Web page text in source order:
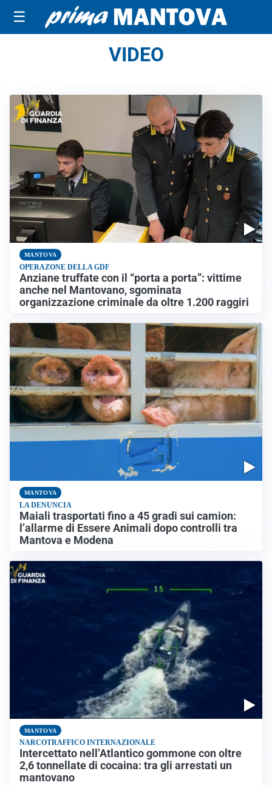
☰
VIDEO
MANTOVA
OPERAZONE DELLA GDF
Anziane truffate con il “porta a porta”: vittime
anche nel Mantovano, sgominata
organizzazione criminale da oltre 1.200 raggiri
MANTOVA
LA DENUNCIA
Maiali trasportati fino a 45 gradi sui camion:
l’allarme di Essere Animali dopo controlli tra
Mantova e Modena
MANTOVA
NARCOTRAFFICO INTERNAZIONALE
Intercettato nell’Atlantico gommone con oltre
2,6 tonnellate di cocaina: tra gli arrestati un
mantovano